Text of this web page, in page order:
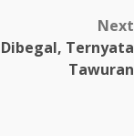
Next
Ternyata
Tawuran